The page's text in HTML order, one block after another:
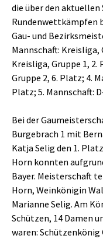
die über den aktuellen
Rundenwettkämpfen
Gau- und
Mannschaft: Kreisliga,
Kreisliga, Gruppe 1, 2.
Gruppe 2, 6. Platz; 4.
Platz; 5. Mannschaft:
Bei der
Burgebrach 1 mit
Katja Selig den 1.
Horn konnten
Bayer. Meisterschaft
Horn, Weinkönigin
Marianne Selig. Am
Schützen, 14 Damen
waren: Schützenkönig